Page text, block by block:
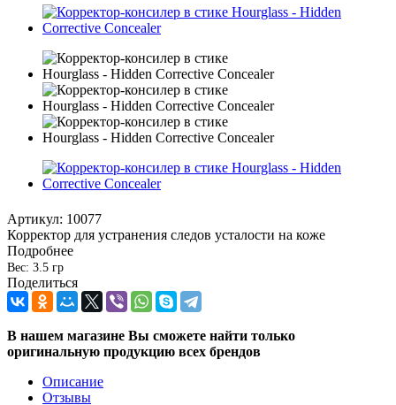
Артикул: 10077
Корректор для устранения следов усталости на коже
Подробнее
Вес: 3.5 гр
Поделиться
В нашем магазине Вы сможете найти только
оригинальную продукцию всех брендов
Описание
Отзывы